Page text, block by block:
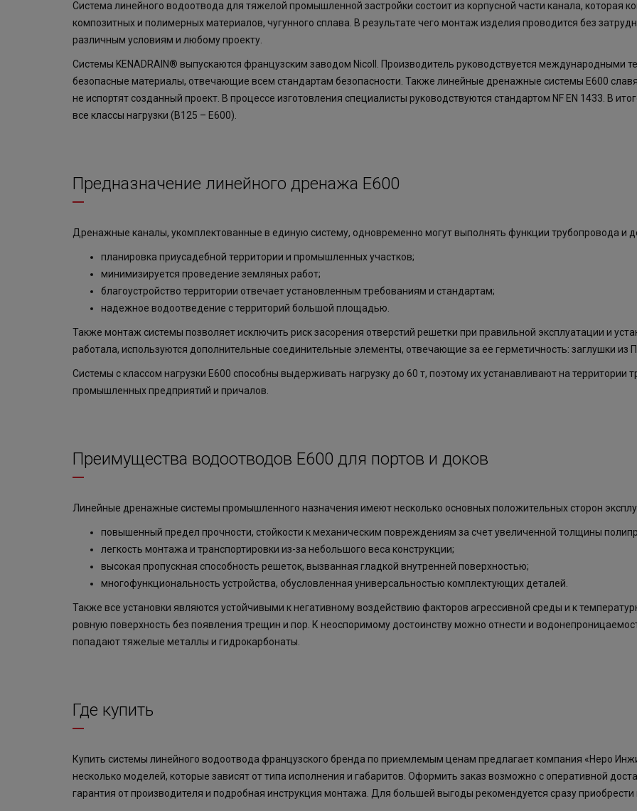
Система линейного водоотвода для тяжелой промышленной застройки состоит из корпусной части канала, которая
композитных и полимерных материалов, чугунного сплава. В результате чего монтаж изделия проводится без
различным условиям и любому проекту.
Системы KENADRAIN® выпускаются французским заводом Nicoll. Производитель руководствуется международными
безопасные материалы, отвечающие всем стандартам безопасности. Также линейные дренажные системы E600
не испортят созданный проект. В процессе изготовления специалисты руководствуются стандартом NF EN 1433. В
все классы нагрузки (В125 – Е600).
Предназначение линейного дренажа E600
Дренажные каналы, укомплектованные в единую систему, одновременно могут выполнять функции трубопровода и
планировка приусадебной территории и промышленных участков;
минимизируется проведение земляных работ;
благоустройство территории отвечает установленным требованиям и стандартам;
надежное водоотведение с территорий большой площадью.
Также монтаж системы позволяет исключить риск засорения отверстий решетки при правильной эксплуатации и
работала, используются дополнительные соединительные элементы, отвечающие за ее герметичность: заглушки из
Системы с классом нагрузки Е600 способны выдерживать нагрузку до 60 т, поэтому их устанавливают на территории
промышленных предприятий и причалов.
Преимущества водоотводов E600 для портов и доков
Линейные дренажные системы промышленного назначения имеют несколько основных положительных сторон
повышенный предел прочности, стойкости к механическим повреждениям за счет увеличенной толщины
легкость монтажа и транспортировки из-за небольшого веса конструкции;
высокая пропускная способность решеток, вызванная гладкой внутренней поверхностью;
многофункциональность устройства, обусловленная универсальностью комплектующих деталей.
Также все установки являются устойчивыми к негативному воздействию факторов агрессивной среды и к
ровную поверхность без появления трещин и пор. К неоспоримому достоинству можно отнести и
попадают тяжелые металлы и гидрокарбонаты.
Где купить
Купить системы линейного водоотвода французского бренда по приемлемым ценам предлагает компания «Неро
несколько моделей, которые зависят от типа исполнения и габаритов. Оформить заказ возможно с оперативной
гарантия от производителя и подробная инструкция монтажа. Для большей выгоды рекомендуется сразу приобрести